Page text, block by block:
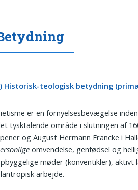
Historisk-teologisk betydning
er en fornyelsesbevægelse
tysktalende område i slutningen af
og August Hermann Francke i
omvendelse, genfødsel og
møder (konventikler),
arbejde.